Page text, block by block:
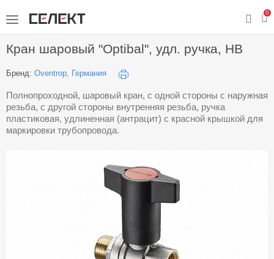
0
Кран шаровый "Optibal", удл. ручка, НВ
Бренд: Oventrop, Германия
Полнопроходной, шаровый кран, с одной стороны с наружная
резьба, с другой стороны внутренняя резьба, ручка
пластиковая, удлиненная (антрацит) с красной крышкой для
маркировки трубопровода.